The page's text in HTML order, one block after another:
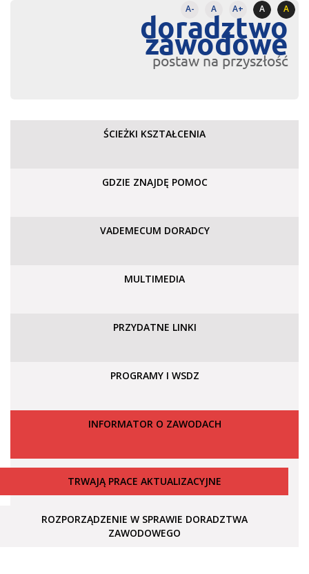
A- A A+ A A
doradztwo
zawodowe
postaw na przyszłość
ŚCIEŻKI KSZTAŁCENIA
GDZIE ZNAJDĘ POMOC
VADEMECUM DORADCY
MULTIMEDIA
PRZYDATNE LINKI
PROGRAMY I WSDZ
INFORMATOR O ZAWODACH
TRWAJĄ PRACE AKTUALIZACYJNE
ROZPORZĄDZENIE W SPRAWIE DORADZTWA
ZAWODOWEGO